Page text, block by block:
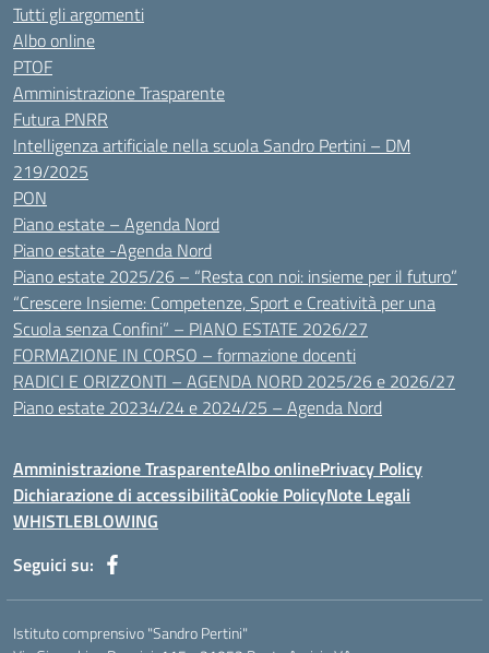
Tutti gli argomenti
Albo online
PTOF
Amministrazione Trasparente
Futura PNRR
Intelligenza artificiale nella scuola Sandro Pertini – DM
219/2025
PON
Piano estate – Agenda Nord
Piano estate -Agenda Nord
Piano estate 2025/26 – “Resta con noi: insieme per il futuro”
“Crescere Insieme: Competenze, Sport e Creatività per una
Scuola senza Confini” – PIANO ESTATE 2026/27
FORMAZIONE IN CORSO – formazione docenti
RADICI E ORIZZONTI – AGENDA NORD 2025/26 e 2026/27
Piano estate 20234/24 e 2024/25 – Agenda Nord
Amministrazione TrasparenteAlbo onlinePrivacy Policy
Dichiarazione di accessibilitàCookie PolicyNote Legali
WHISTLEBLOWING
Seguici su:
Istituto comprensivo "Sandro Pertini"